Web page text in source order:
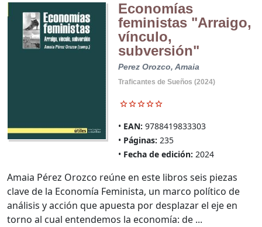
Economías
feministas "Arraigo,
vínculo,
subversión"
Perez Orozco, Amaia
Traficantes de Sueños (2024)
EAN: 9788419833303
Páginas: 235
Fecha de edición: 2024
Amaia Pérez Orozco reúne en este libros seis piezas
clave de la Economía Feminista, un marco político de
análisis y acción que apuesta por desplazar el eje en
torno al cual entendemos la economía: de ...